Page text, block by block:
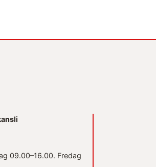
09.00–16.00. Fredag